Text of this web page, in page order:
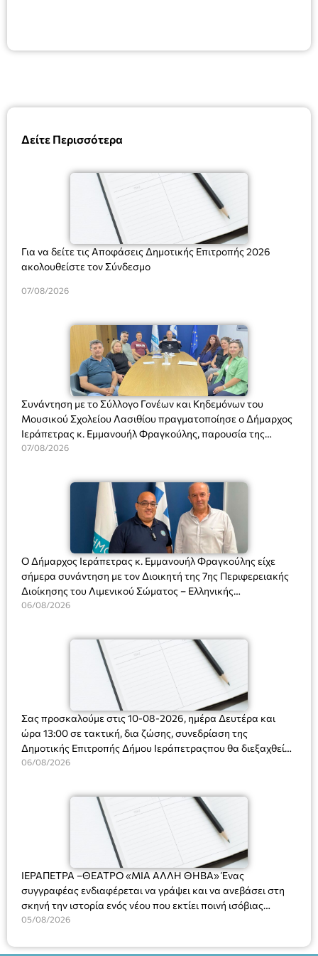
Δείτε Περισσότερα
Για να δείτε τις Αποφάσεις Δημοτικής Επιτροπής 2026
ακολουθείστε τον Σύνδεσμο
07/08/2026
Συνάντηση με το Σύλλογο Γονέων και Κηδεμόνων του
Μουσικού Σχολείου Λασιθίου πραγματοποίησε ο Δήμαρχος
Ιεράπετρας κ. Εμμανουήλ Φραγκούλης, παρουσία της
Διευθύντριας του σχολείου κας Μαριάννας Χαΐτα.
07/08/2026
Ο Δήμαρχος Ιεράπετρας κ. Εμμανουήλ Φραγκούλης είχε
σήμερα συνάντηση με τον Διοικητή της 7ης Περιφερειακής
Διοίκησης του Λιμενικού Σώματος – Ελληνικής
Ακτοφυλακής (Λ.Σ.-ΕΛ.ΑΚΤ.), Αρχιπλοίαρχο Λ.Σ. κ. Ιωάννη
06/08/2026
Σας προσκαλούμε στις 10-08-2026, ημέρα Δευτέρα και
ώρα 13:00 σε τακτική, δια ζώσης, συνεδρίαση της
Δημοτικής Επιτροπής Δήμου Ιεράπετραςπου θα διεξαχθεί
στο Δημοτικό Κατάστημα, Δημοκρατίας 31 στην αίθουσα
και λήψη αποφάσεων στα παρακάτω θέματα:
06/08/2026
ΙΕΡΑΠΕΤΡΑ –ΘΕΑΤΡΟ «ΜΙΑ ΑΛΛΗ ΘΗΒΑ» Ένας
συγγραφέας ενδιαφέρεται να γράψει και να ανεβάσει στη
σκηνή την ιστορία ενός νέου που εκτίει ποινή ισόβιας
κάθειρξης για πατροκτονία. Ένα πολυβραβευμένο έργο για
ασθένεια, τον ερωτισμό. Ένα έργο αινιγματικό, συγκινητικό,
05/08/2026